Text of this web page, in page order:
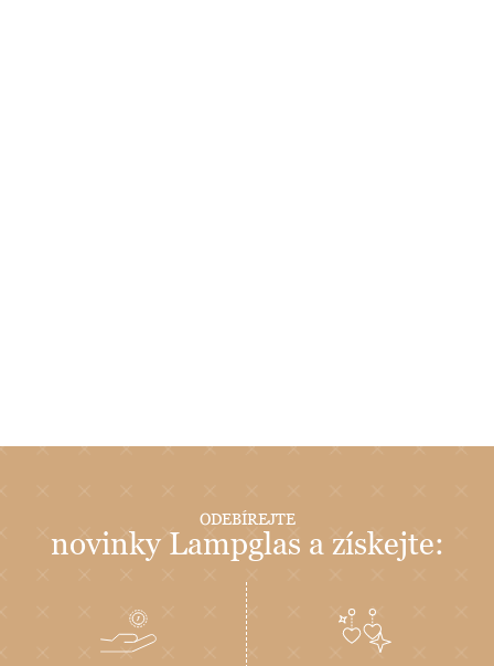
ODEBÍREJTE
novinky Lampglas a získejte: